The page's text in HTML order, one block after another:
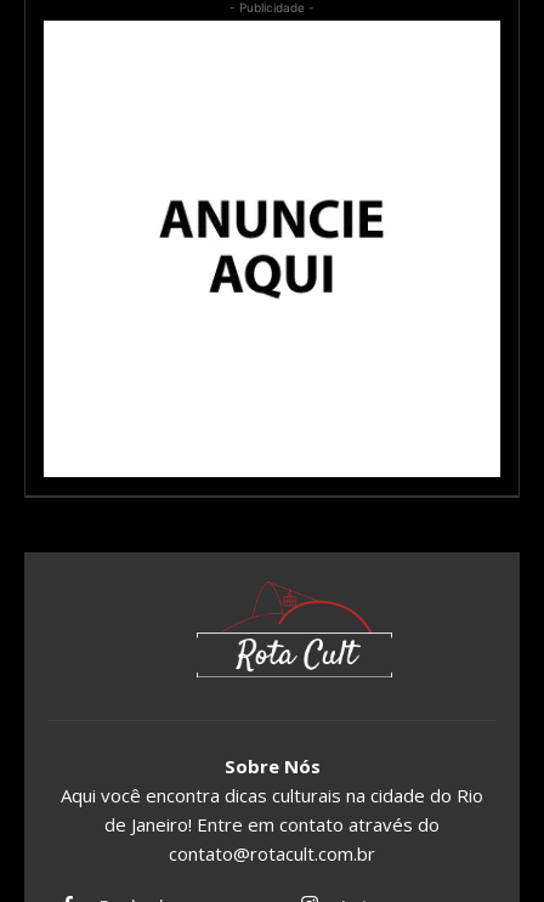
- Publicidade -
Sobre Nós
Aqui você encontra dicas culturais na cidade do Rio
de Janeiro! Entre em contato através do
contato@rotacult.com.br